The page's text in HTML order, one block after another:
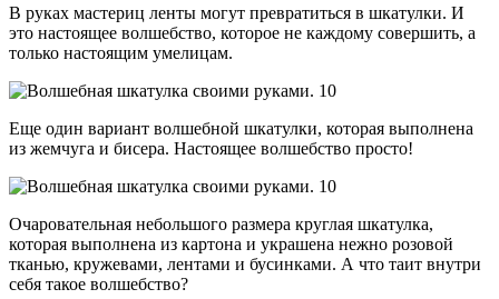
В руках мастериц ленты могут превратиться в шкатулки. И
это настоящее волшебство, которое не каждому совершить, а
только настоящим умелицам.
Еще один вариант волшебной шкатулки, которая выполнена
из жемчуга и бисера. Настоящее волшебство просто!
Очаровательная небольшого размера круглая шкатулка,
которая выполнена из картона и украшена нежно розовой
тканью, кружевами, лентами и бусинками. А что таит внутри
себя такое волшебство?